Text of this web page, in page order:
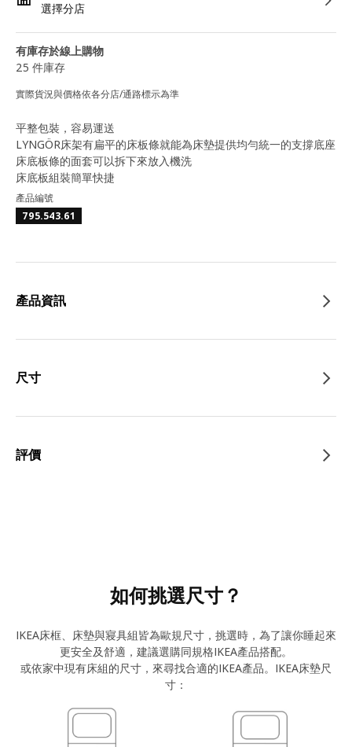
選擇分店
有庫存於線上購物
25 件庫存
實際貨況與價格依各分店/通路標示為準
平整包裝，容易運送
LYNGÖR床架有扁平的床板條就能為床墊提供均勻統一的支撐底座
床底板條的面套可以拆下來放入機洗
床底板組裝簡單快捷
產品編號
795.543.61
產品資訊
尺寸
評價
如何挑選尺寸？
IKEA床框、床墊與寢具組皆為歐規尺寸，挑選時，為了讓你睡起來
更安全及舒適，建議選購同規格IKEA產品搭配。
或依家中現有床組的尺寸，來尋找合適的IKEA產品。IKEA床墊尺
寸：